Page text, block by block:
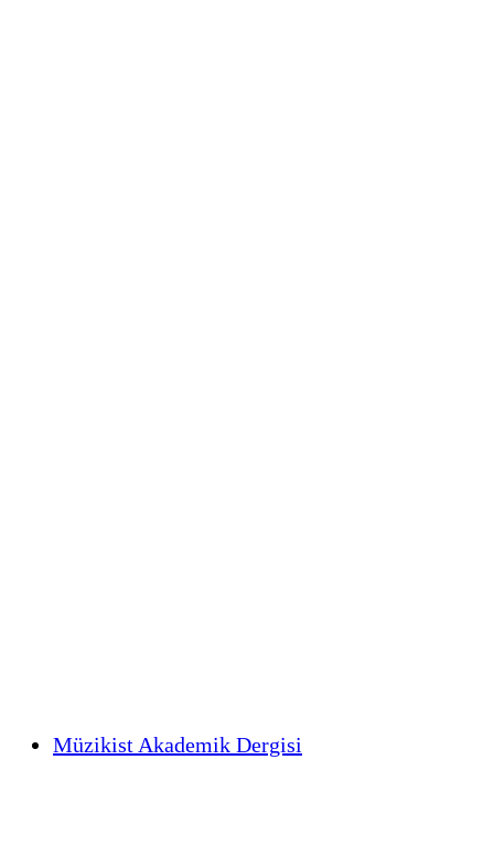
Müzikist Akademik Dergisi